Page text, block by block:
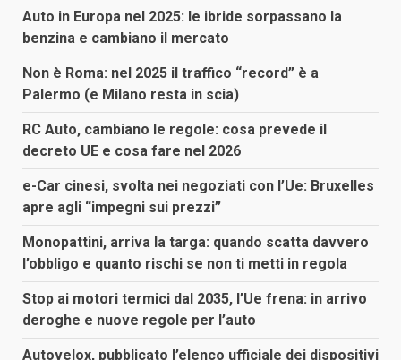
Auto in Europa nel 2025: le ibride sorpassano la
benzina e cambiano il mercato
Non è Roma: nel 2025 il traffico “record” è a
Palermo (e Milano resta in scia)
RC Auto, cambiano le regole: cosa prevede il
decreto UE e cosa fare nel 2026
e-Car cinesi, svolta nei negoziati con l’Ue: Bruxelles
apre agli “impegni sui prezzi”
Monopattini, arriva la targa: quando scatta davvero
l’obbligo e quanto rischi se non ti metti in regola
Stop ai motori termici dal 2035, l’Ue frena: in arrivo
deroghe e nuove regole per l’auto
Autovelox, pubblicato l’elenco ufficiale dei dispositivi